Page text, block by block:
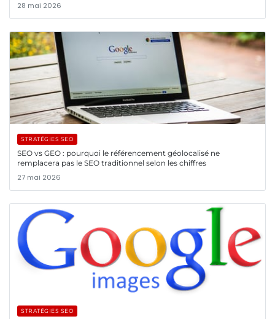
28 mai 2026
STRATÉGIES SEO
SEO vs GEO : pourquoi le référencement géolocalisé ne
remplacera pas le SEO traditionnel selon les chiffres
27 mai 2026
STRATÉGIES SEO